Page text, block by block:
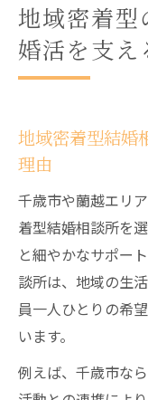
地域密着型
婚活を支え
地域密着型結婚
理由
千歳市や蘭越エリ
着型結婚相談所を
と細やかなサポー
談所は、地域の生
員一人ひとりの希
います。
例えば、千歳市な